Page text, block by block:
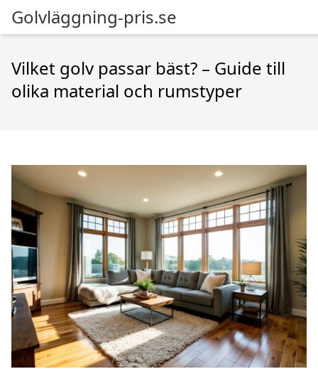
Golvläggning-pris.se
Vilket golv passar bäst? – Guide till
olika material och rumstyper